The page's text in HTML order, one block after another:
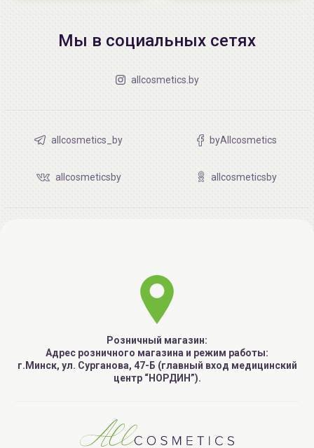
Мы в социальных сетях
allcosmetics.by
allcosmetics_by byAllcosmetics
allcosmeticsby allcosmeticsby
Розничный магазин:
Адрес розничного магазина и режим работы:
г.Минск, ул. Сурганова, 47-Б (главный вход медицинский
центр “НОРДИН”).